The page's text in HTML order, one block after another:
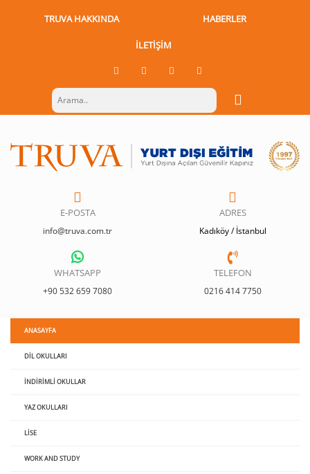
TRUVA HAKKINDA HABERLER
İLETIŞIM
ADRES
Kadıköy / İstanbul
E-POSTA
info@truva.com.tr
TELEFON
0216 414 7750
WHATSAPP
+90 532 659 7080
ANASAYFA
DIL OKULLARI
İNDIRIMLI OKULLAR
YAZ OKULLARI
LISE
WORK AND STUDY